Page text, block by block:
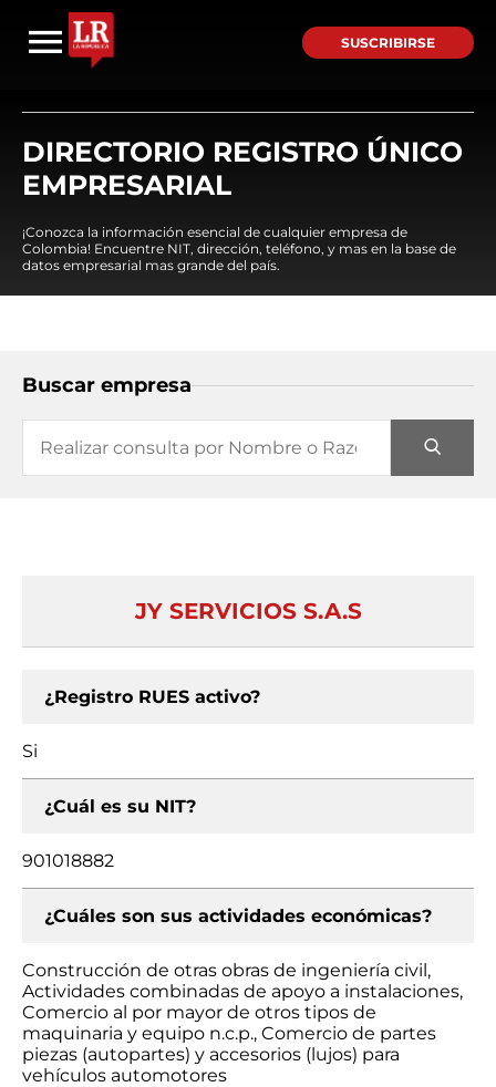
SUSCRIBIRSE
DIRECTORIO REGISTRO ÚNICO
EMPRESARIAL
¡Conozca la información esencial de cualquier empresa de
Colombia! Encuentre NIT, dirección, teléfono, y mas en la base de
datos empresarial mas grande del país.
Buscar empresa
JY SERVICIOS S.A.S
¿Registro RUES activo?
Si
¿Cuál es su NIT?
901018882
¿Cuáles son sus actividades económicas?
Construcción de otras obras de ingeniería civil,
Actividades combinadas de apoyo a instalaciones,
Comercio al por mayor de otros tipos de
maquinaria y equipo n.c.p., Comercio de partes
piezas (autopartes) y accesorios (lujos) para
vehículos automotores